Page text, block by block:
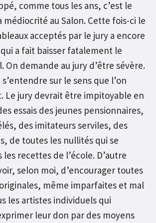
comme tous les ans, c’est le
au Salon. Cette fois-ci le
acceptés par le jury a encore
a fait baisser fatalement le
On demande au jury d’être sévère.
sur le sens que l’on
Le jury devrait être impitoyable en
essais des jeunes pensionnaires,
des imitateurs serviles, des
de toutes les nullités qui se
recettes de l’école. D’autre
selon moi, d’encourager toutes
même imparfaites et mal
les artistes individuels qui
leur don par des moyens